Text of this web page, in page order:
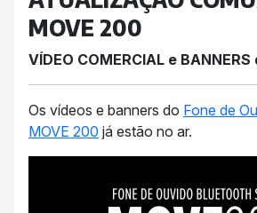
MOVE 200
VÍDEO COMERCIAL e
Os vídeos e banners do Fone de
MOVE 200 já estão no ar.